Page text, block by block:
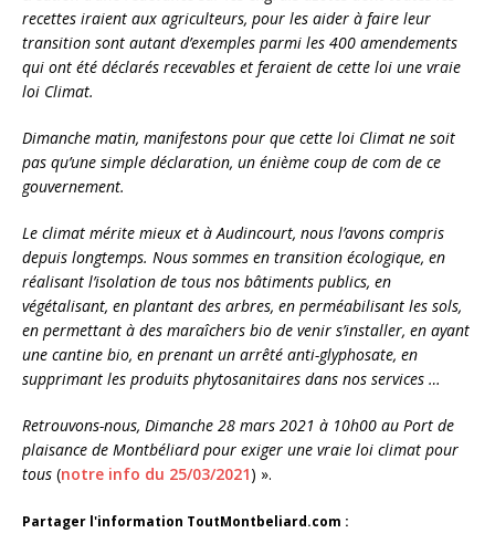
recettes iraient aux agriculteurs, pour les aider à faire leur
transition sont autant d’exemples parmi les 400 amendements
qui ont été déclarés recevables et feraient de cette loi une vraie
loi Climat.
Dimanche matin, manifestons pour que cette loi Climat ne soit
pas qu’une simple déclaration, un énième coup de com de ce
gouvernement.
Le climat mérite mieux et à Audincourt, nous l’avons compris
depuis longtemps. Nous sommes en transition écologique, en
réalisant l’isolation de tous nos bâtiments publics, en
végétalisant, en plantant des arbres, en perméabilisant les sols,
en permettant à des maraîchers bio de venir s’installer, en ayant
une cantine bio, en prenant un arrêté anti-glyphosate, en
supprimant les produits phytosanitaires dans nos services …
Retrouvons-nous, Dimanche 28 mars 2021 à 10h00 au Port de
plaisance de Montbéliard pour exiger une vraie loi climat pour
tous (notre info du 25/03/2021) ».
Partager l'information ToutMontbeliard.com :